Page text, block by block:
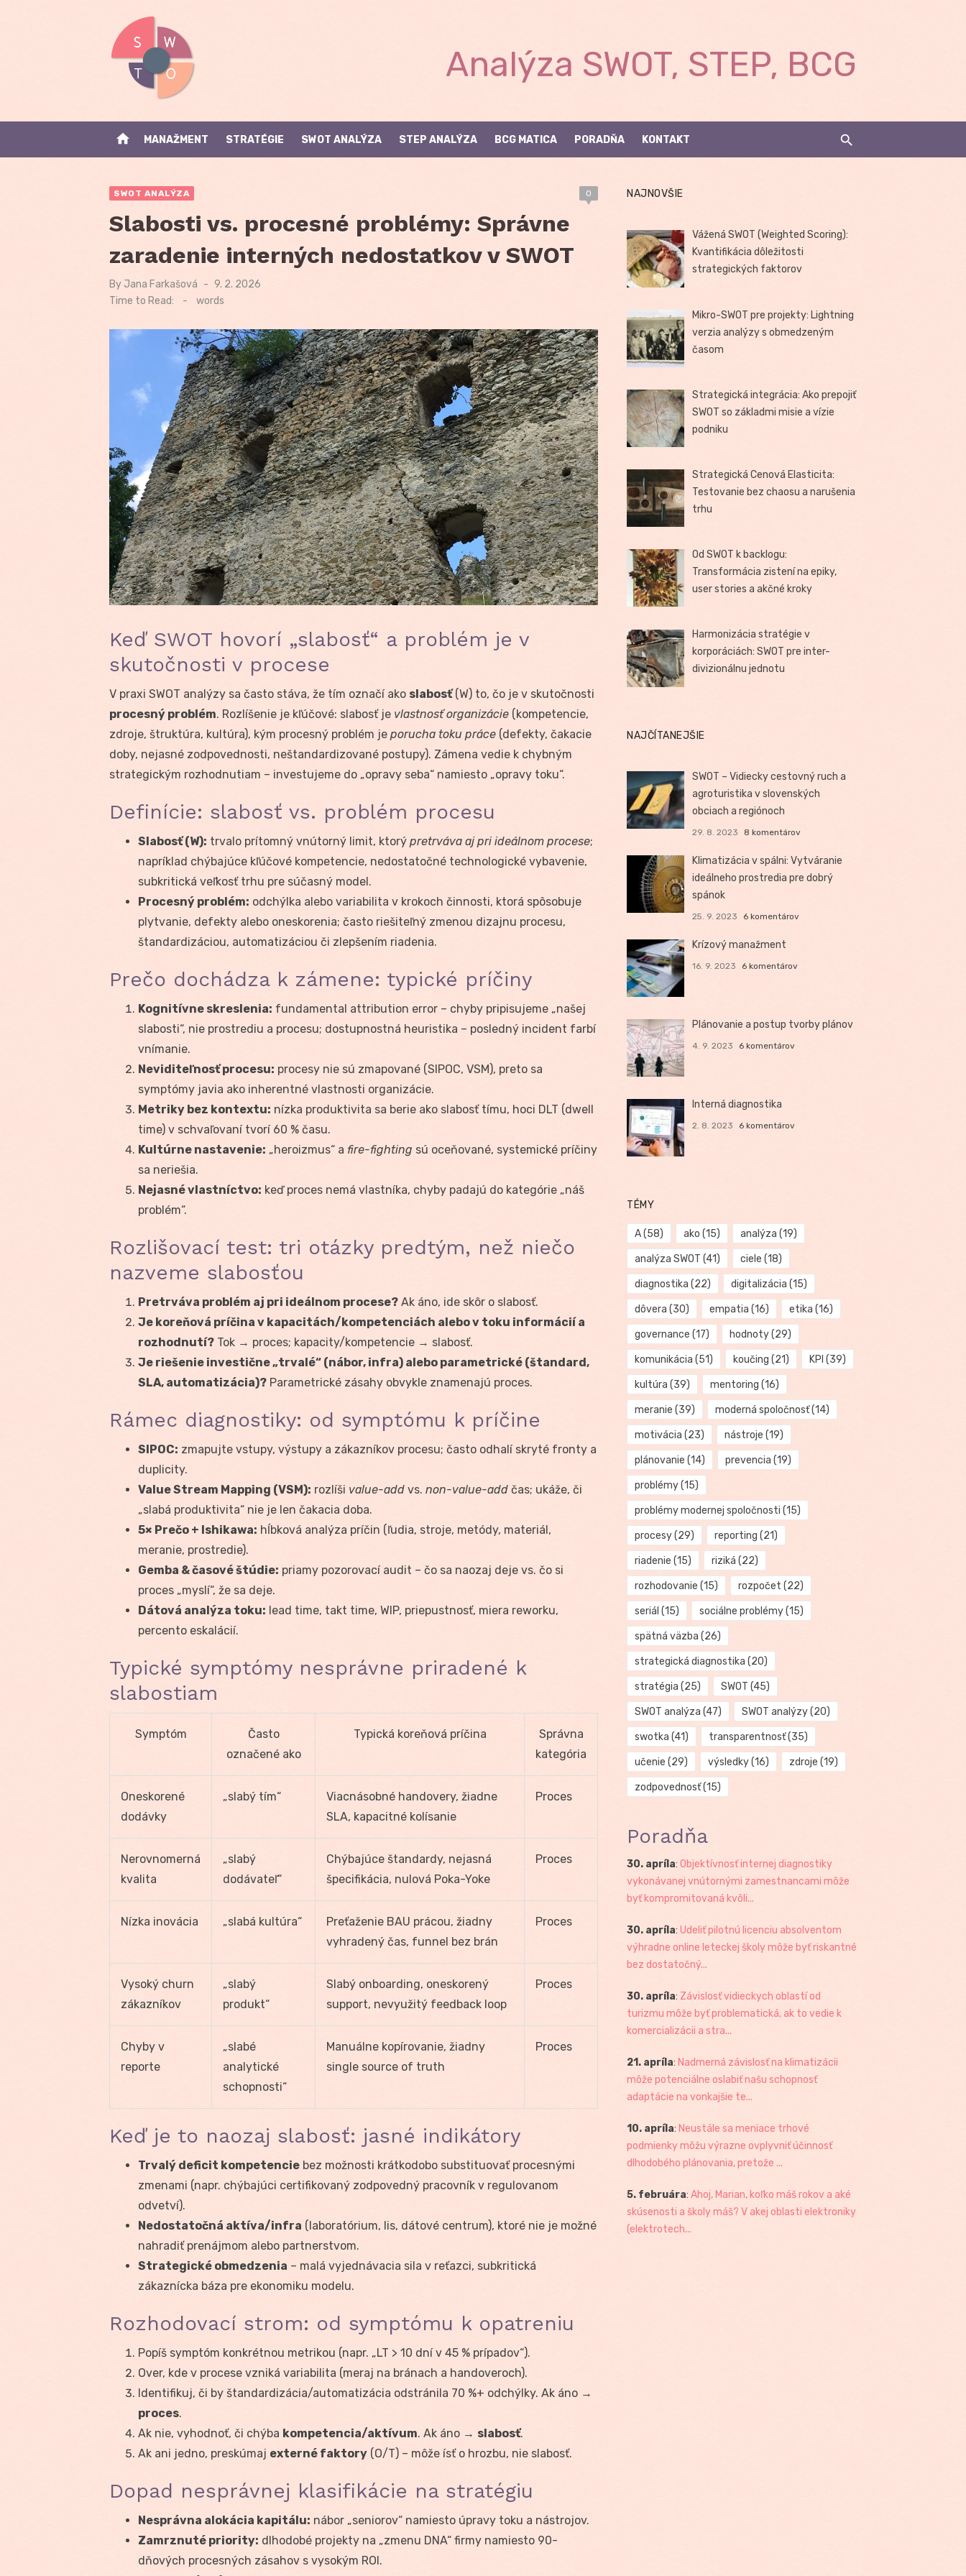
Analýza SWOT, STEP, BCG
home MANAŽMENT STRATÉGIE SWOT ANALÝZA STEP ANALÝZA BCG MATICA PORADŇA KONTAKT
SWOT ANALÝZA 0
Slabosti vs. procesné problémy: Správne
zaradenie interných nedostatkov v SWOT
By Jana Farkašová
Posted
on
9. 2. 2026
Time to Read:
- words
Keď SWOT hovorí „slabosť“ a problém je v
skutočnosti v procese
V praxi SWOT analýzy sa často stáva, že tím označí ako slabosť(W) to, čo je v skutočnosti
procesný problém. Rozlíšenie je kľúčové: slabosť je vlastnosť organizácie (kompetencie,
zdroje, štruktúra, kultúra), kým procesný problém je porucha toku práce (defekty, čakacie
doby, nejasné zodpovednosti, neštandardizované postupy). Zámena vedie k chybným
strategickým rozhodnutiam – investujeme do „opravy seba“ namiesto „opravy toku“.
Definície: slabosť vs. problém procesu
Slabosť (W): trvalo prítomný vnútorný limit, ktorý pretrváva aj pri ideálnom procese;
napríklad chýbajúce kľúčové kompetencie, nedostatočné technologické vybavenie,
subkritická veľkosť trhu pre súčasný model.
Procesný problém: odchýlka alebo variabilita v krokoch činnosti, ktorá spôsobuje
plytvanie, defekty alebo oneskorenia; často riešiteľný zmenou dizajnu procesu,
štandardizáciou, automatizáciou či zlepšením riadenia.
Prečo dochádza k zámene: typické príčiny
Kognitívne skreslenia: fundamental attribution error – chyby pripisujeme „našej
slabosti“, nie prostrediu a procesu; dostupnostná heuristika – posledný incident farbí
vnímanie.
Neviditeľnosť procesu: procesy nie sú zmapované (SIPOC, VSM), preto sa
symptómy javia ako inherentné vlastnosti organizácie.
Metriky bez kontextu: nízka produktivita sa berie ako slabosť tímu, hoci DLT (dwell
time) v schvaľovaní tvorí 60 % času.
Kultúrne nastavenie: „heroizmus“ a fire-fighting sú oceňované, systemické príčiny
sa neriešia.
Nejasné vlastníctvo: keď proces nemá vlastníka, chyby padajú do kategórie „náš
problém“.
Rozlišovací test: tri otázky predtým, než niečo
nazveme slabosťou
Pretrváva problém aj pri ideálnom procese? Ak áno, ide skôr o slabosť.
Je koreňová príčina v kapacitách/kompetenciách alebo v toku informácií a
rozhodnutí? Tok → proces; kapacity/kompetencie → slabosť.
Je riešenie investične „trvalé“ (nábor, infra) alebo parametrické (štandard,
SLA, automatizácia)? Parametrické zásahy obvykle znamenajú proces.
Rámec diagnostiky: od symptómu k príčine
SIPOC: zmapujte vstupy, výstupy a zákazníkov procesu; často odhalí skryté fronty a
duplicity.
Value Stream Mapping (VSM): rozlíši value-add vs. non-value-add čas; ukáže, či
„slabá produktivita“ nie je len čakacia doba.
5× Prečo + Ishikawa: hĺbková analýza príčin (ľudia, stroje, metódy, materiál,
meranie, prostredie).
Gemba & časové štúdie: priamy pozorovací audit – čo sa naozaj deje vs. čo si
proces „myslí“, že sa deje.
Dátová analýza toku: lead time, takt time, WIP, priepustnosť, miera reworku,
percento eskalácií.
Typické symptómy nesprávne priradené k
slabostiam
Symptóm
Často
označené ako
Typická koreňová príčina
Správna
kategória
Oneskorené
dodávky
„slabý tím“
Viacnásobné handovery, žiadne
SLA, kapacitné kolísanie
Proces
Nerovnomerná
kvalita
„slabý
dodávateľ“
Chýbajúce štandardy, nejasná
špecifikácia, nulová Poka-Yoke
Proces
Nízka inovácia „slabá kultúra“
Preťaženie BAU prácou, žiadny
vyhradený čas, funnel bez brán
Proces
Vysoký churn
zákazníkov
„slabý
produkt“
Slabý onboarding, oneskorený
support, nevyužitý feedback loop
Proces
Chyby v
reporte
„slabé
analytické
schopnosti“
Manuálne kopírovanie, žiadny
single source of truth
Proces
Keď je to naozaj slabosť: jasné indikátory
Trvalý deficit kompetencie bez možnosti krátkodobo substituovať procesnými
zmenami (napr. chýbajúci certifikovaný zodpovedný pracovník v regulovanom
odvetví).
Nedostatočná aktíva/infra (laboratórium, lis, dátové centrum), ktoré nie je možné
nahradiť prenájmom alebo partnerstvom.
Strategické obmedzenia – malá vyjednávacia sila v reťazci, subkritická
zákaznícka báza pre ekonomiku modelu.
Rozhodovací strom: od symptómu k opatreniu
Popíš symptóm konkrétnou metrikou (napr. „LT > 10 dní v 45 % prípadov“).
Over, kde v procese vzniká variabilita (meraj na bránach a handoveroch).
Identifikuj, či by štandardizácia/automatizácia odstránila 70 %+ odchýlky. Ak áno →
proces.
Ak nie, vyhodnoť, či chýba kompetencia/aktívum. Ak áno → slabosť.
Ak ani jedno, preskúmaj externé faktory (O/T) – môže ísť o hrozbu, nie slabosť.
Dopad nesprávnej klasifikácie na stratégiu
Nesprávna alokácia kapitálu: nábor „seniorov“ namiesto úpravy toku a nástrojov.
Zamrznuté priority: dlhodobé projekty na „zmenu DNA“ firmy namiesto 90-
dňových procesných zásahov s vysokým ROI.
NAJNOVŠIE
Vážená SWOT (Weighted Scoring):
Kvantifikácia dôležitosti
strategických faktorov
Mikro-SWOT pre projekty: Lightning
verzia analýzy s obmedzeným
časom
Strategická integrácia: Ako prepojiť
SWOT so základmi misie a vízie
podniku
Strategická Cenová Elasticita:
Testovanie bez chaosu a narušenia
trhu
Od SWOT k backlogu:
Transformácia zistení na epiky,
user stories a akčné kroky
Harmonizácia stratégie v
korporáciách: SWOT pre inter-
divizionálnu jednotu
NAJČÍTANEJŠIE
SWOT – Vidiecky cestovný ruch a
agroturistika v slovenských
obciach a regiónoch
29. 8. 2023 8 komentárov
Klimatizácia v spálni: Vytváranie
ideálneho prostredia pre dobrý
spánok
25. 9. 2023 6 komentárov
Krízový manažment
16. 9. 2023 6 komentárov
Plánovanie a postup tvorby plánov
4. 9. 2023 6 komentárov
Interná diagnostika
2. 8. 2023 6 komentárov
TÉMY
A(58) ako (15) analýza (19)
analýza SWOT (41) ciele (18)
diagnostika (22) digitalizácia (15)
dôvera (30) empatia (16) etika (16)
governance (17) hodnoty(29)
komunikácia (51) koučing (21) KPI (39)
kultúra (39) mentoring (16)
meranie (39) moderná spoločnosť(14)
motivácia (23) nástroje (19)
plánovanie (14) prevencia (19)
problémy(15)
problémy modernej spoločnosti (15)
procesy(29) reporting (21)
riadenie (15) riziká (22)
rozhodovanie (15) rozpočet (22)
seriál (15) sociálne problémy(15)
spätná väzba (26)
strategická diagnostika (20)
stratégia (25) SWOT (45)
SWOT analýza (47) SWOT analýzy(20)
swotka (41) transparentnosť(35)
učenie (29) výsledky(16) zdroje (19)
zodpovednosť(15)
Poradňa
30. apríla: Objektívnosť internej diagnostiky
vykonávanej vnútornými zamestnancami môže
byť kompromitovaná kvôli...
30. apríla: Udeliť pilotnú licenciu absolventom
výhradne online leteckej školy môže byť riskantné
bez dostatočný...
30. apríla: Závislosť vidieckych oblastí od
turizmu môže byť problematická, ak to vedie k
komercializácii a stra...
21. apríla: Nadmerná závislosť na klimatizácii
môže potenciálne oslabiť našu schopnosť
adaptácie na vonkajšie te...
10. apríla: Neustále sa meniace trhové
podmienky môžu výrazne ovplyvniť účinnosť
dlhodobého plánovania, pretože ...
5. februára: Ahoj, Marian, koľko máš rokov a aké
skúsenosti a školy máš? V akej oblasti elektroniky
(elektrotech...